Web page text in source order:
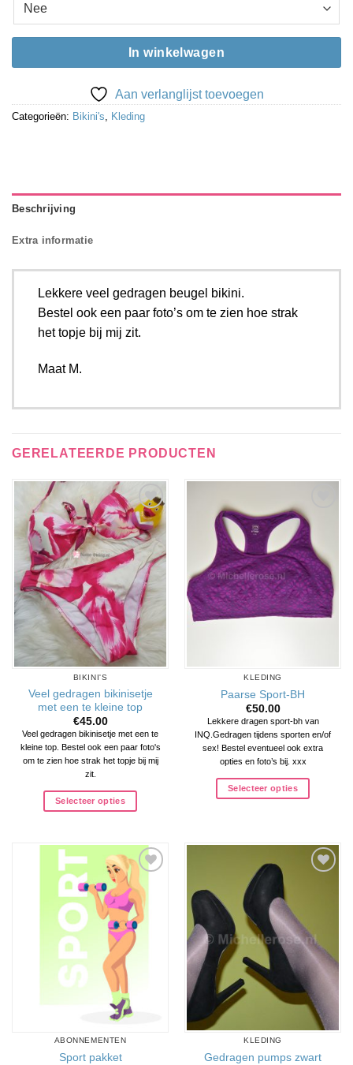
In winkelwagen
Aan verlanglijst toevoegen
Categorieën: Bikini's Kleding
Beschrijving
Extra informatie
Lekkere veel gedragen beugel bikini.
Bestel ook een paar foto’s om te zien hoe strak
het topje bij mij zit.
Maat M.
GERELATEERDE PRODUCTEN
Aan
verlanglijst
toevoegen
BIKINI'S
Veel gedragen bikinisetje
met een te kleine top
€45.00
Veel gedragen bikinisetje met een te
kleine top. Bestel ook een paar foto's
om te zien hoe strak het topje bij mij
zit.
Selecteer opties
Aan
verlanglijst
toevoegen
KLEDING
Paarse Sport-BH
€50.00
Lekkere dragen sport-bh van
INQ.Gedragen tijdens sporten en/of
sex! Bestel eventueel ook extra
opties en foto’s bij. xxx
Selecteer opties
Aan
verlanglijst
toevoegen
ABONNEMENTEN
Sport pakket
toevoegen
KLEDING
Gedragen pumps zwart